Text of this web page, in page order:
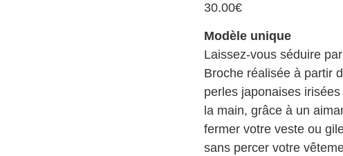
30.00€
Modèle unique
Laissez-vous séduire
Broche réalisée à partir
perles japonaises
la main, grâce à un
fermer votre veste ou
sans percer votre